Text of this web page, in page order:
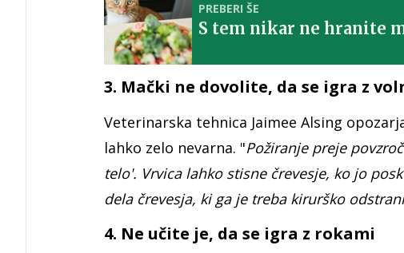
PREBERI ŠE
S tem nikar ne hranite
3. Mački ne dovolite, da se igra z
Veterinarska tehnica Jaimee Alsing
lahko zelo nevarna. "Požiranje preje
telo'. Vrvica lahko stisne črevesje, ko jo
dela črevesja, ki ga je treba kirurško
4. Ne učite je, da se igra z rokami